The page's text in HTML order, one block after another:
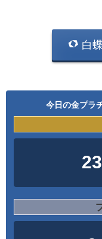
白
今日の金プラ